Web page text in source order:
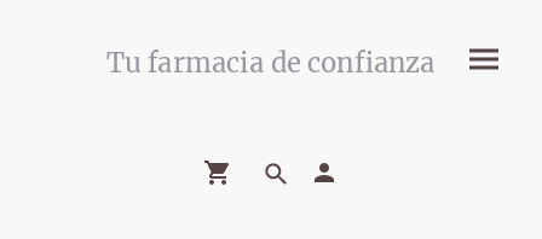
Tu farmacia de confianza